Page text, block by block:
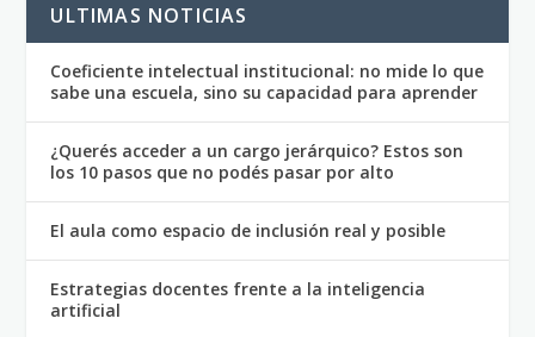
ULTIMAS NOTICIAS
Coeficiente intelectual institucional: no mide lo que
sabe una escuela, sino su capacidad para aprender
¿Querés acceder a un cargo jerárquico? Estos son
los 10 pasos que no podés pasar por alto
El aula como espacio de inclusión real y posible
Estrategias docentes frente a la inteligencia
artificial